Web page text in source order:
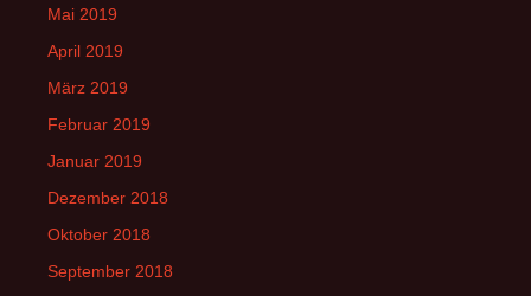
Mai 2019
April 2019
März 2019
Februar 2019
Januar 2019
Dezember 2018
Oktober 2018
September 2018